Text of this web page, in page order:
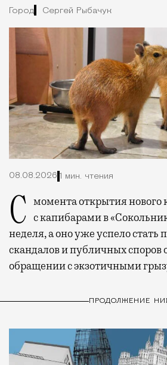
Город Сергей Рыбачук
08.08.2026 1 мин. чтения
С момента открытия нового контактного кафе с капибарами в
неделя, а оно уже успело стать
скандалов и публичных споров
обращении с экзотичными
ПРОДОЛЖЕНИЕ